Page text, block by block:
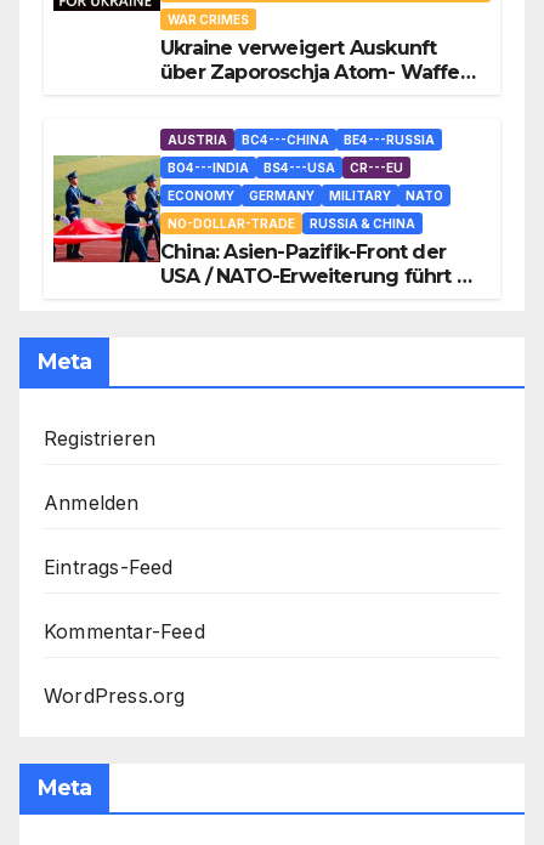
WAR CRIMES
Ukraine verweigert Auskunft
über Zaporoschja Atom- Waffen-
AUSTRIA BC4---CHINA
BE4---RUSSIA
BO4---INDIA
BS4---USA
CR---EU
ECONOMY
GERMANY MILITARY
NATO
NO-DOLLAR-TRADE
RUSSIA & CHINA
China: Asien-Pazifik-Front der
USA / NATO-Erweiterung führt zu
Meta
Registrieren
Anmelden
Eintrags-Feed
Kommentar-Feed
WordPress.org
Meta